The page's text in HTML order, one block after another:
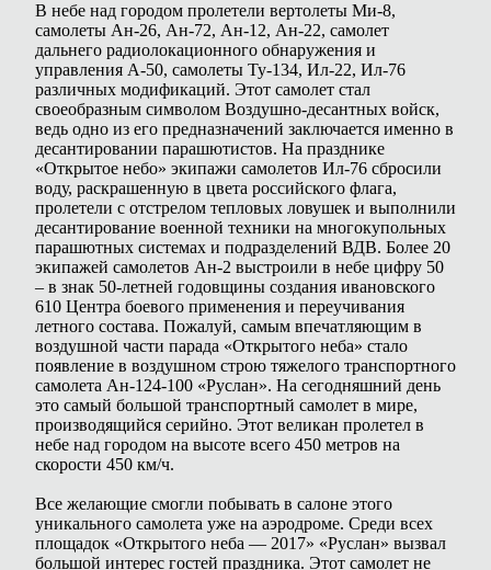
В небе над городом пролетели вертолеты Ми-8,
самолеты Ан-26, Ан-72, Ан-12, Ан-22, самолет
дальнего радиолокационного обнаружения и
управления А-50, самолеты Ту-134, Ил-22, Ил-76
различных модификаций. Этот самолет стал
своеобразным символом Воздушно-десантных войск,
ведь одно из его предназначений заключается именно в
десантировании парашютистов. На празднике
«Открытое небо» экипажи самолетов Ил-76 сбросили
воду, раскрашенную в цвета российского флага,
пролетели с отстрелом тепловых ловушек и выполнили
десантирование военной техники на многокупольных
парашютных системах и подразделений ВДВ. Более 20
экипажей самолетов Ан-2 выстроили в небе цифру 50
– в знак 50-летней годовщины создания ивановского
610 Центра боевого применения и переучивания
летного состава. Пожалуй, самым впечатляющим в
воздушной части парада «Открытого неба» стало
появление в воздушном строю тяжелого транспортного
самолета Ан-124-100 «Руслан». На сегодняшний день
это самый большой транспортный самолет в мире,
производящийся серийно. Этот великан пролетел в
небе над городом на высоте всего 450 метров на
скорости 450 км/ч.
Все желающие смогли побывать в салоне этого
уникального самолета уже на аэродроме. Среди всех
площадок «Открытого неба — 2017» «Руслан» вызвал
большой интерес гостей праздника. Этот самолет не